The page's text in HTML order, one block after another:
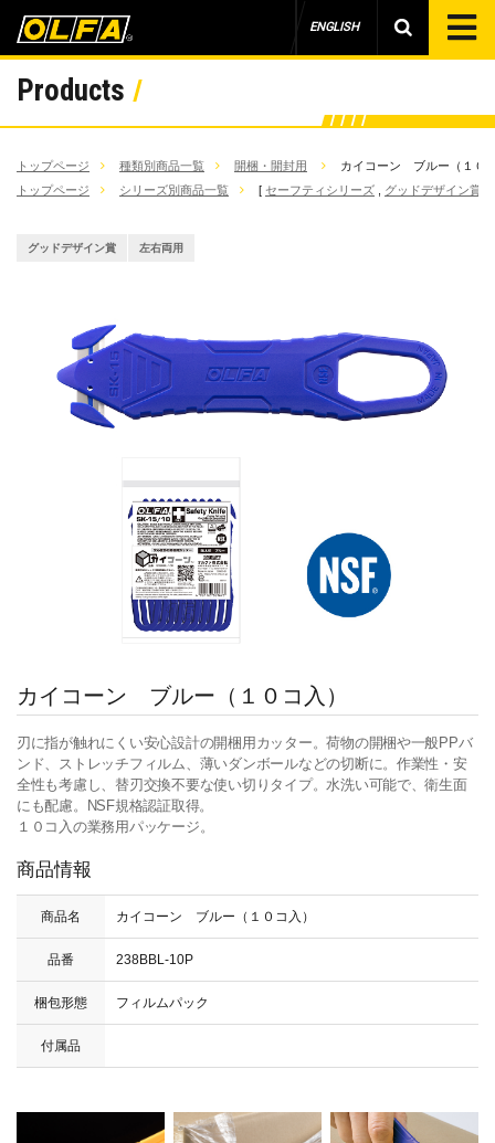
ENGLISH
Products
トップページ 種類別商品一覧 開梱・開封用
カイコーン ブルー（１０
トップページ
シリーズ別商品一覧 [ セーフティシリーズ グッドデザイン賞
グッドデザイン賞 左右両用
カイコーン ブルー（１０コ入）
刃に指が触れにくい安心設計の開梱用カッター。荷物の開梱や一般PPバ
ンド、ストレッチフィルム、薄いダンボールなどの切断に。作業性・安
全性も考慮し、替刃交換不要な使い切りタイプ。水洗い可能で、衛生面
にも配慮。NSF規格認証取得。
１０コ入の業務用パッケージ。
商品情報
商品名 カイコーン ブルー（１０コ入）
品番 238BBL-10P
梱包形態 フィルムパック
付属品